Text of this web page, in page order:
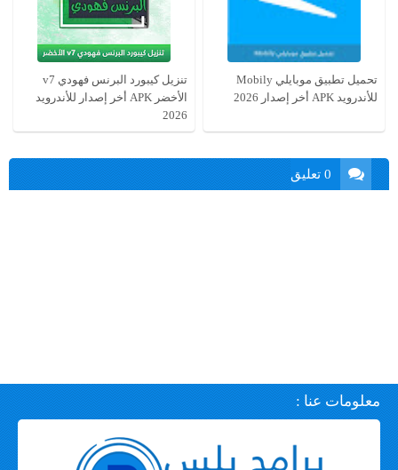
تحميل تطبيق موبايلي Mobily
للأندرويد APK أخر إصدار 2026
تنزيل كيبورد البرنس فهودي v7
الأخضر APK أخر إصدار للأندرويد
2026
0 تعليق
معلومات عنا :